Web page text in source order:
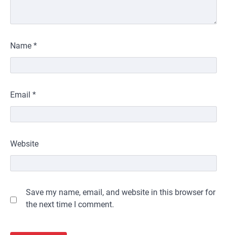
Name *
Email *
Website
Save my name, email, and website in this browser for
the next time I comment.